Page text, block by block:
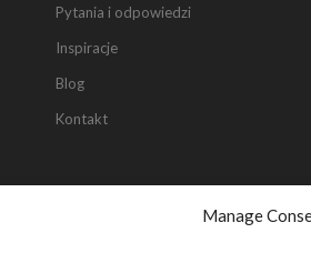
Manage
Pytania i odpowiedzi
Inspiracje
Blog
Kontakt